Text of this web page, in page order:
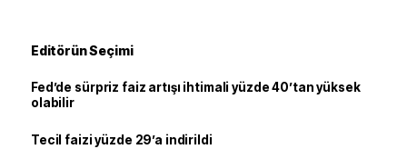
Editörün Seçimi
Fed’de sürpriz faiz artışı ihtimali yüzde 40’tan yüksek
olabilir
Tecil faizi yüzde 29’a indirildi